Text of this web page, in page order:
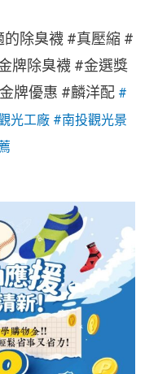
的除臭襪 #真壓縮 #
牌除臭襪 #金選獎
牌優惠 #麟洋配 #
光工廠 #南投觀光景